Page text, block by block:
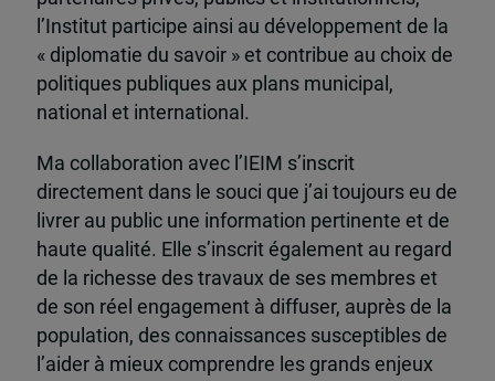
l’Institut participe ainsi au développement de la
« diplomatie du savoir » et contribue au choix de
politiques publiques aux plans municipal,
national et international.
Ma collaboration avec l’IEIM s’inscrit
directement dans le souci que j’ai toujours eu de
livrer au public une information pertinente et de
haute qualité. Elle s’inscrit également au regard
de la richesse des travaux de ses membres et
de son réel engagement à diffuser, auprès de la
population, des connaissances susceptibles de
l’aider à mieux comprendre les grands enjeux